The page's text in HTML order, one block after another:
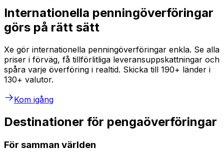
Internationella penningöverföringar
görs på rätt sätt
Xe gör internationella penningöverföringar enkla. Se alla
priser i förväg, få tillförlitliga leveransuppskattningar och
spåra varje överföring i realtid. Skicka till 190+ länder i
130+ valutor.
Kom igång
Destinationer för pengaöverföringar
För samman världen